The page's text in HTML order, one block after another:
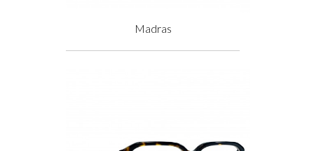
Madras
Prix